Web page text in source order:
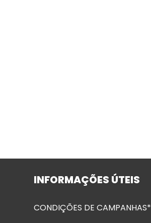
INFORMAÇÕES ÚTEIS
CONDIÇÕES DE CAMPANHAS*